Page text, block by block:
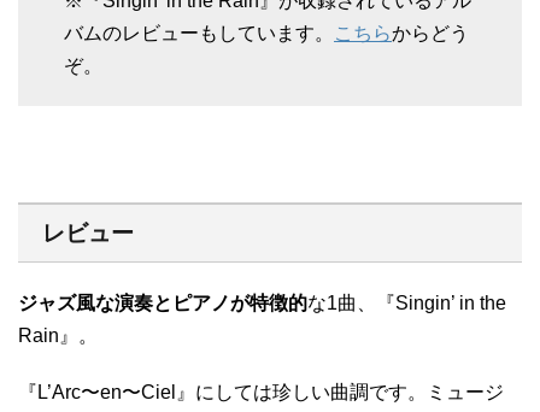
バムのレビューもしています。
こちらからどう
ぞ。
レビュー
ジャズ風な演奏とピアノが特徴的な1曲、『Singin’ in the
Rain』。
『L’Arc〜en〜Ciel』にしては珍しい曲調です。ミュージ